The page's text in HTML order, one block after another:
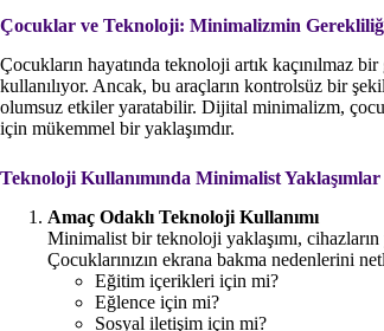
Çocuklar ve Teknoloji: Minimalizmin
Çocukların hayatında teknoloji artık kaçınılmaz
kullanılıyor. Ancak, bu araçların kontrolsüz bir
olumsuz etkiler yaratabilir. Dijital minimalizm,
için mükemmel bir yaklaşımdır.
Teknoloji Kullanımında Minimalist Yaklaşımlar
Amaç Odaklı Teknoloji Kullanımı
Minimalist bir teknoloji yaklaşımı,
Çocuklarınızın ekrana bakma nedenlerini
Eğitim içerikleri için mi?
Eğlence için mi?
Sosyal iletişim için mi?